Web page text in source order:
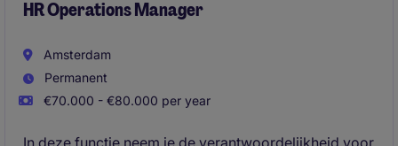
HR Operations Manager
Amsterdam
Permanent
€70.000 - €80.000 per year
In deze functie neem je de verantwoordelijkheid voor